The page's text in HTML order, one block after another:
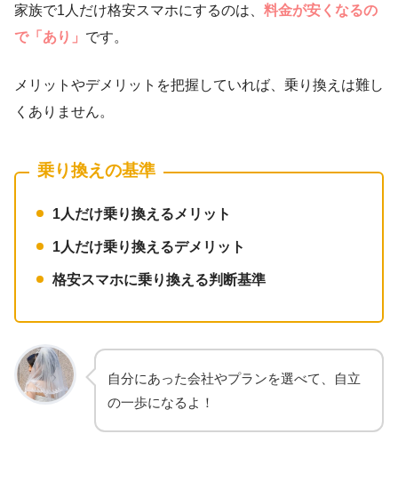
家族で1人だけ格安スマホにするのは、 料金が安くなるの
で「あり」 です。
メリットやデメリットを把握していれば、乗り換えは難し
くありません。
乗り換えの基準
1人だけ乗り換えるメリット
1人だけ乗り換えるデメリット
格安スマホに乗り換える判断基準
自分にあった会社やプランを選べて、自立
の一歩になるよ！